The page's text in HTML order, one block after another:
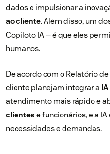
dados e impulsionar a
ao cliente. Além disso, um
Copiloto IA — é que eles
humanos.
De acordo com o Relatório
cliente planejam integrar a
atendimento mais rápido e
clientese funcionários, e a
necessidades e demandas.